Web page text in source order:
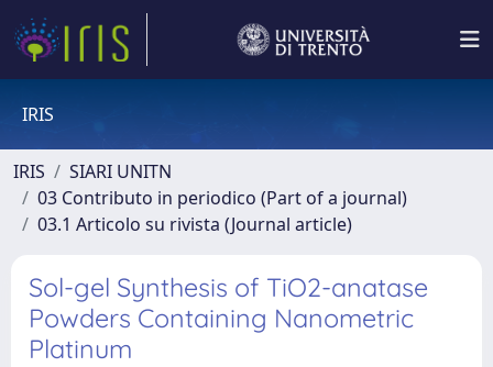
IRIS
IRIS
SIARI UNITN
03 Contributo in periodico (Part of a journal)
03.1 Articolo su rivista (Journal article)
Sol-gel Synthesis of TiO2-anatase
Powders Containing Nanometric
Platinum